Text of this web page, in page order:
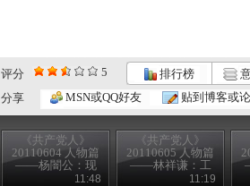
评分 5 排行榜
分享
MSN或QQ好友 贴到博客或
《共产党人》
20110604 人物篇
——杨闇公：现
11:48
《共产党人》
20110605 人物篇
——林祥谦：工
11:19